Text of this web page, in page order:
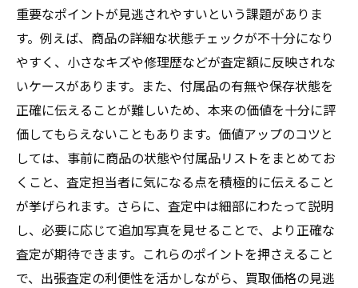
重要なポイントが見逃されやすいという課題がありま
す。例えば、商品の詳細な状態チェックが不十分になり
やすく、小さなキズや修理歴などが査定額に反映されな
いケースがあります。また、付属品の有無や保存状態を
正確に伝えることが難しいため、本来の価値を十分に評
価してもらえないこともあります。価値アップのコツと
しては、事前に商品の状態や付属品リストをまとめてお
くこと、査定担当者に気になる点を積極的に伝えること
が挙げられます。さらに、査定中は細部にわたって説明
し、必要に応じて追加写真を見せることで、より正確な
査定が期待できます。これらのポイントを押さえること
で、出張査定の利便性を活かしながら、買取価格の見逃